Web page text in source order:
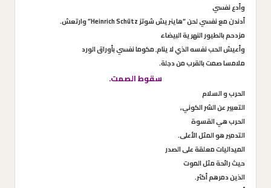
وأدع نفسي
أدندن مع نفسي لحن “هاينريش شوتز Heinrich Schütz” وارتعش.
مزدحم بالطيور النهرية البيضاء
وأعيش الحب نفسه الذي لا ينام٬ مكوما نفسي بأوراق الورد
ملامسا صمت بالقرب من دجلة.
سقوط الصمت.
الحرب و السلام
التعبير عن الشر الكوني,
الحرب هي القسوة
التدمير هو المثل الأعلى.
الميداليات معلقة على الصدر
حيث رائحة مثل الموت
الذين دمرهم أكثر.